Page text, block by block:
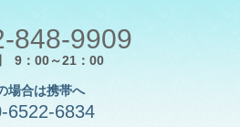
848-9909
9：00～21：00
場合は携帯へ
6522-6834